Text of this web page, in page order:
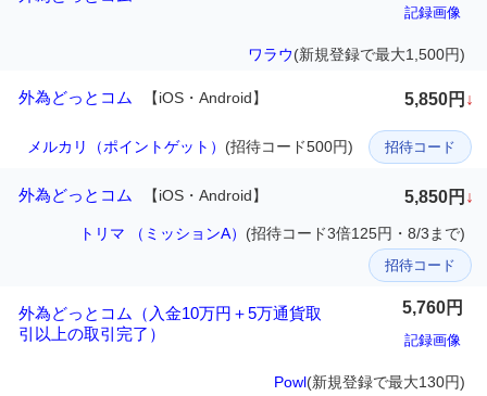
記録画像
ワラウ(新規登録で最大1,500円)
外為どっとコム 【iOS・Android】 5,850円 ↓
メルカリ（ポイントゲット） (招待コード500円) 招待コード
外為どっとコム 【iOS・Android】 5,850円 ↓
トリマ （ミッションA） (招待コード3倍125円・8/3まで)
招待コード
外為どっとコム（入金10万円＋5万通貨取
引以上の取引完了）
5,760円
記録画像
Powl(新規登録で最大130円)